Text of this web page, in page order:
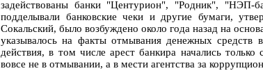
задействованы банки "Центурион", "Родник", "НЭП-
подделывали банковские чеки и другие бумаги,
Сокальский, было возбуждено около года назад на
указывалось на факты отмывания денежных средств
действия, в том числе арест банкира начались
вовсе не в отмывании, а в мести агентства за